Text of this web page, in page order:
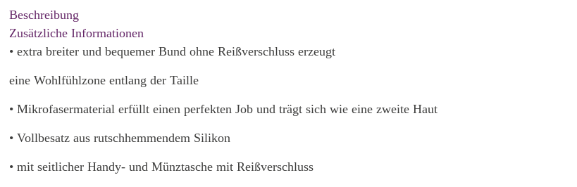
Beschreibung
Zusätzliche Informationen
• extra breiter und bequemer Bund ohne Reißverschluss erzeugt
eine Wohlfühlzone entlang der Taille
• Mikrofasermaterial erfüllt einen perfekten Job und trägt sich wie eine zweite Haut
• Vollbesatz aus rutschhemmendem Silikon
• mit seitlicher Handy- und Münztasche mit Reißverschluss